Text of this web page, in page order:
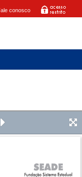
conosco